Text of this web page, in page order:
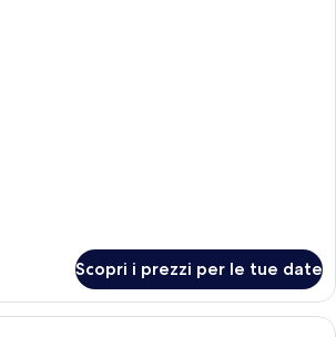
Scopri i prezzi per le tue date